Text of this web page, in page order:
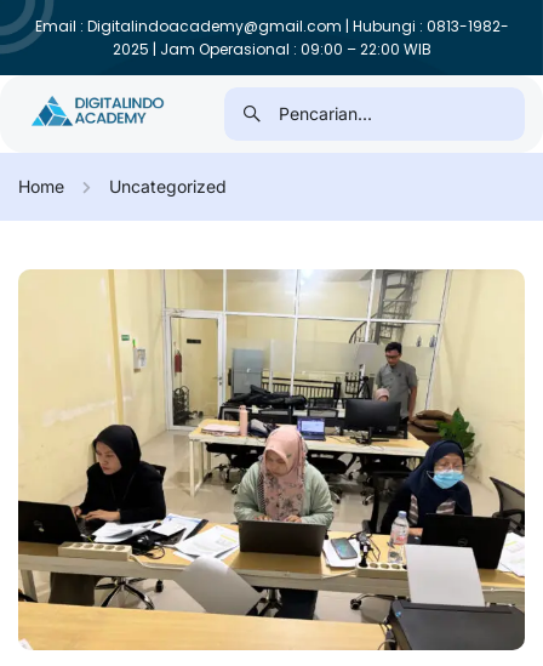
Email : Digitalindoacademy@gmail.com | Hubungi : 0813-1982-
2025 | Jam Operasional : 09:00 – 22:00 WIB
Home Uncategorized